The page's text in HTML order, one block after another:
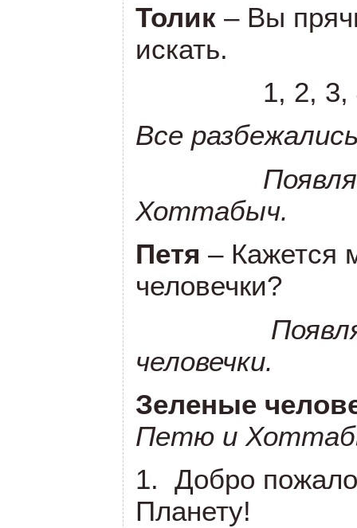
Толик – Вы
искать.
1, 2, 3,
Все
Хоттабыч.
Петя – Кажется
человечки?
человечки.
Зеленые
Петю и
1. Добро
Планету!